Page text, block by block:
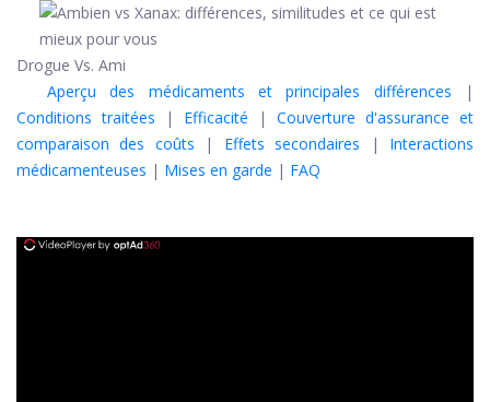
Drogue Vs. Ami
Aperçu des médicaments et principales différences |
Conditions traitées | Efficacité | Couverture d'assurance et
comparaison des coûts | Effets secondaires | Interactions
médicamenteuses | Mises en garde | FAQ